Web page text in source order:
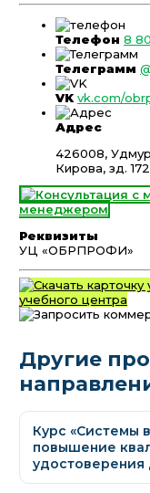
Телефон 8
Телеграмм
VK vk.com/
Адрес
426008,
Кирова, зд. 172
менеджером
Реквизиты
УЦ «ОБРПРОФИ»
учебного центра
Другие
Курс «Системы
повышение
удостоверения